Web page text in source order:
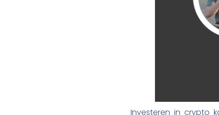
Investeren in crypto